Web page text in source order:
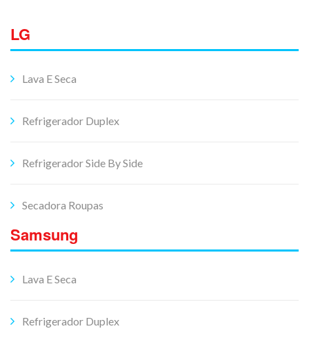
LG
Lava E Seca
Refrigerador Duplex
Refrigerador Side By Side
Secadora Roupas
Samsung
Lava E Seca
Refrigerador Duplex